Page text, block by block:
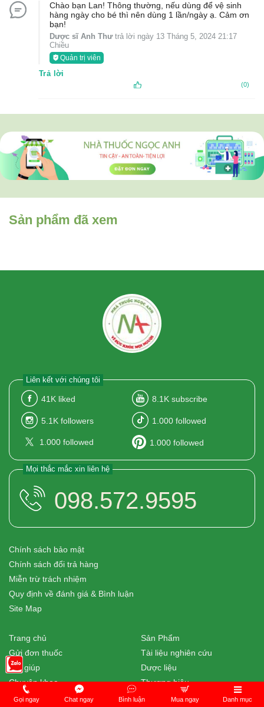
Chào bạn Lan! Thông thường, nếu dùng để vệ sinh
hàng ngày cho bé thì nên dùng 1 lần/ngày ạ. Cảm ơn
bạn!
Dược sĩ Anh Thưtrả lời ngày 13 Tháng 5, 2024 21:17
Chiều
Quản trị viên
Trả lời
(0)
Sản phẩm đã xem
Liên kết với chúng tôi
41K liked 8.1K subscribe
5.1K followers 1.000 followed
1.000 followed 1.000 followed
Mọi thắc mắc xin liên hệ
098.572.9595
Chính sách bảo mật
Chính sách đổi trả hàng
Miễn trừ trách nhiệm
Quy định về đánh giá & Bình luận
Site Map
Trang chủ
Gửi đơn thuốc
Trợ giúp
Chuyên khoa
Danh sách tác giả
Sản Phẩm
Tài liệu nghiên cứu
Dược liệu
Thương hiệu
Hoạt chất
Gọi ngay Chat ngay Bình luận Mua ngay Danh mục